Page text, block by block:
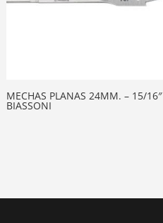
MECHAS PLANAS 24MM. – 15/16″
BIASSONI